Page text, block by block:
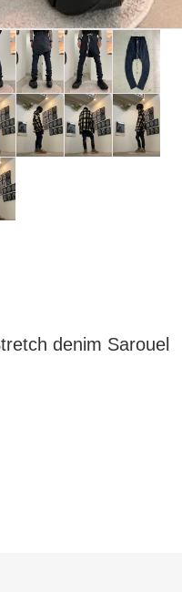
denim Sarouel